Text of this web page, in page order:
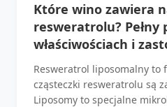
Które wino zawiera
resweratrolu? Pełny
właściwościach i
Resweratrol liposomalny to
cząsteczki resweratrolu są
Liposomy to specjalne